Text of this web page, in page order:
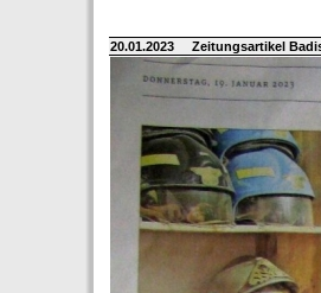
20.01.2023 Zeitungsartikel